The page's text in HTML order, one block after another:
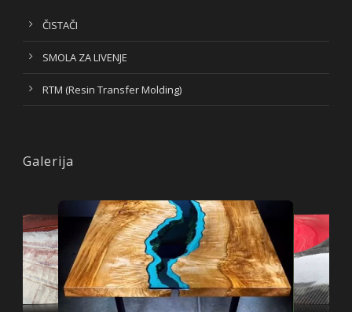
ČISTAČI
SMOLA ZA LIVENJE
RTM (Resin Transfer Molding)
Galerija